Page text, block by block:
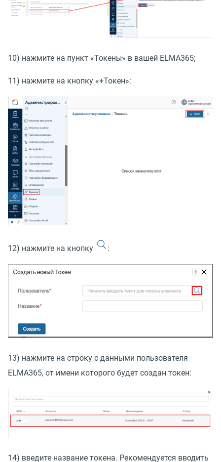
10) нажмите на пункт «Токены» в вашей ELMA365;
11) нажмите на кнопку «+Токен»:
12) нажмите на кнопку :
13) нажмите на строку с данными пользователя
ELMA365, от имени которого будет создан токен:
14) введите название токена. Рекомендуется вводить